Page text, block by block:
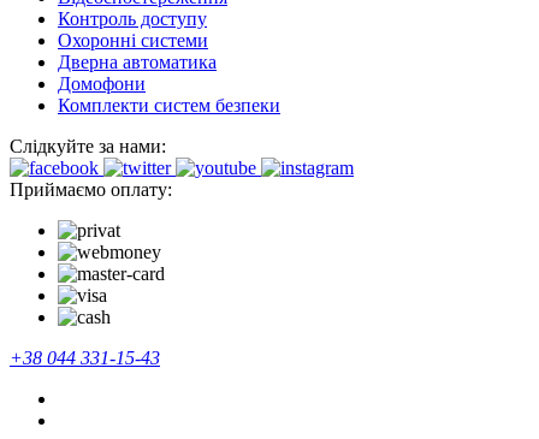
Контроль доступу
Охоронні системи
Дверна автоматика
Домофони
Комплекти систем безпеки
Слідкуйте за нами:
Приймаємо оплату:
+38 044 331-15-43